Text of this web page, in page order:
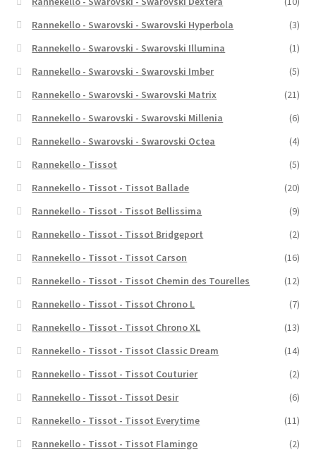
Rannekello - Swarovski - Swarovski Hyperbola
(3)
Rannekello - Swarovski - Swarovski Illumina
(1)
Rannekello - Swarovski - Swarovski Imber
(5)
Rannekello - Swarovski - Swarovski Matrix
(21)
Rannekello - Swarovski - Swarovski Millenia
(6)
Rannekello - Swarovski - Swarovski Octea
(4)
Rannekello - Tissot
(5)
Rannekello - Tissot - Tissot Ballade
(20)
Rannekello - Tissot - Tissot Bellissima
(9)
Rannekello - Tissot - Tissot Bridgeport
(2)
Rannekello - Tissot - Tissot Carson
(16)
Rannekello - Tissot - Tissot Chemin des Tourelles
(12)
Rannekello - Tissot - Tissot Chrono L
(7)
Rannekello - Tissot - Tissot Chrono XL
(13)
Rannekello - Tissot - Tissot Classic Dream
(14)
Rannekello - Tissot - Tissot Couturier
(2)
Rannekello - Tissot - Tissot Desir
(6)
Rannekello - Tissot - Tissot Everytime
(11)
Rannekello - Tissot - Tissot Flamingo
(2)